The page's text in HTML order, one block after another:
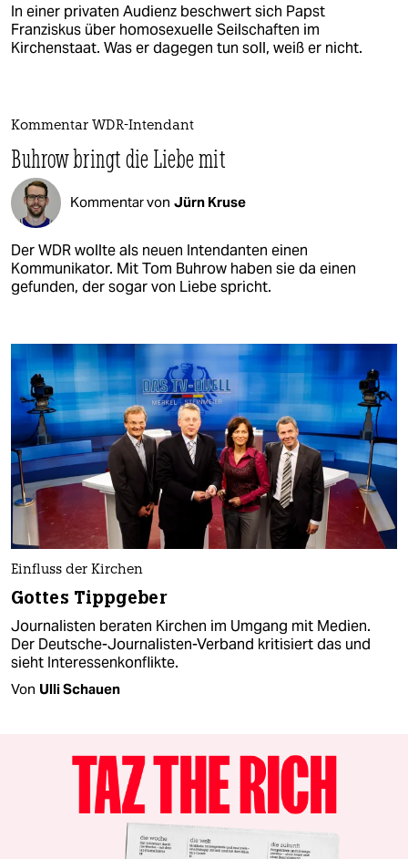
In einer privaten Audienz beschwert sich Papst
Franziskus über homosexuelle Seilschaften im
Kirchenstaat. Was er dagegen tun soll, weiß er nicht.
Kommentar WDR-Intendant
Buhrow bringt die Liebe mit
Kommentar von Jürn Kruse
Der WDR wollte als neuen Intendanten einen
Kommunikator. Mit Tom Buhrow haben sie da einen
gefunden, der sogar von Liebe spricht.
Einfluss der Kirchen
Gottes Tippgeber
Journalisten beraten Kirchen im Umgang mit Medien.
Der Deutsche-Journalisten-Verband kritisiert das und
sieht Interessenkonflikte.
Von Ulli Schauen